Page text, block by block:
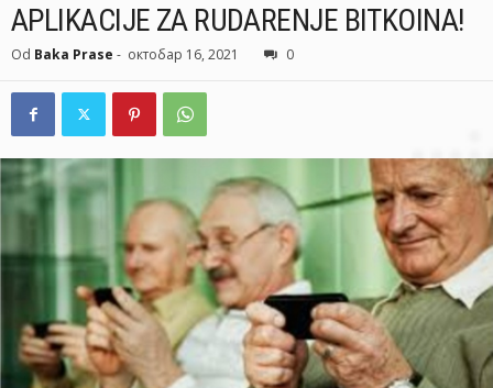
APLIKACIJE ZA RUDARENJE BITKOINA!
Od Baka Prase - октобар 16, 2021 0